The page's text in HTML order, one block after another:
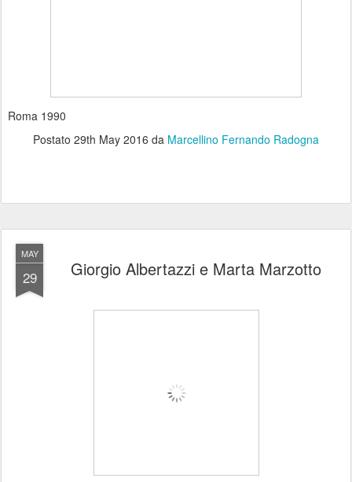
Roma 1990
Postato 29th May 2016 da Marcellino Fernando Radogna
MAY
29 Giorgio Albertazzi e Marta Marzotto